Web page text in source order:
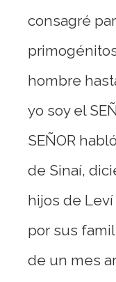
consagré
hombre
yo soy el
SEÑOR
de Sinaí,
hijos de
por sus
de un mes